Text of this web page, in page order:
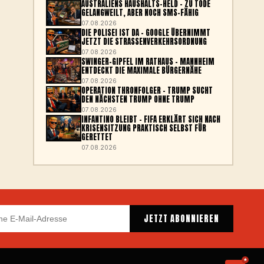
AUSTRALIENS HAUSHALTS-HELD – ZU TODE
GELANGWEILT, ABER NOCH SMS-FÄHIG
07.08.2026
DIE POLISEI IST DA – GOOGLE ÜBERNIMMT
JETZT DIE STRASSENVERKEHRSORDNUNG
07.08.2026
SWINGER-GIPFEL IM RATHAUS – MANNHEIM
ENTDECKT DIE MAXIMALE BÜRGERNÄHE
07.08.2026
OPERATION THRONFOLGER – TRUMP SUCHT
DEN NÄCHSTEN TRUMP OHNE TRUMP
07.08.2026
INFANTINO BLEIBT – FIFA ERKLÄRT SICH NACH
KRISENSITZUNG PRAKTISCH SELBST FÜR
GERETTET
07.08.2026
JETZT ABONNIEREN